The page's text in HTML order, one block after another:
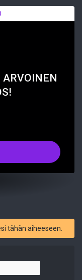
tähän aiheeseen.